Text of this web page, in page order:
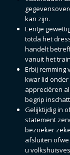
kan zijn.
Eentje
totda het
handelt
vanuit het
Erbij remming
kwar lid
appreciëren
begrip
Gelijktijdig in
statement
bezoeker
afsluiten
u